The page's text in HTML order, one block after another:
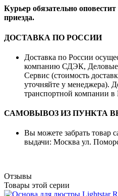
Курьер обязательно оповестит
приезда.
ДОСТАВКА ПО РОССИИ
Доставка по России
компанию СДЭК,
Сервис (стоимость
уточняйте у менеджера).
транспортной компании
САМОВЫВОЗ ИЗ ПУНКТА
Вы можете забрать товар
выдачи: Москва ул.
Отзывы
Товары этой серии